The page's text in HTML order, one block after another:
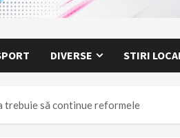
DIVERSE STIRI
trebuie să continue reformele